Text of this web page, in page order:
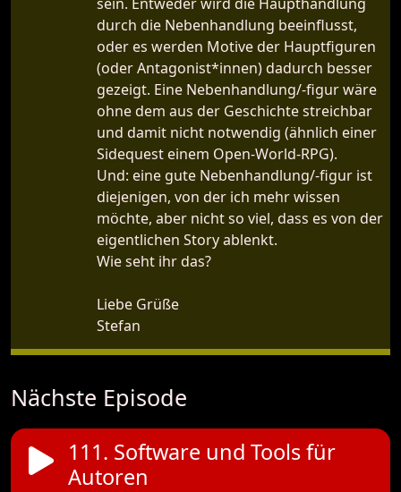
durch die Nebenhandlung beeinflusst,
oder es werden Motive der Hauptfiguren
(oder Antagonist*innen) dadurch besser
gezeigt. Eine Nebenhandlung/-figur wäre
ohne dem aus der Geschichte streichbar
und damit nicht notwendig (ähnlich einer
Sidequest einem Open-World-RPG).
Und: eine gute Nebenhandlung/-figur ist
diejenigen, von der ich mehr wissen
möchte, aber nicht so viel, dass es von der
eigentlichen Story ablenkt.
Wie seht ihr das?
Liebe Grüße
Stefan
Nächste Episode
111. Software und Tools für
Autoren